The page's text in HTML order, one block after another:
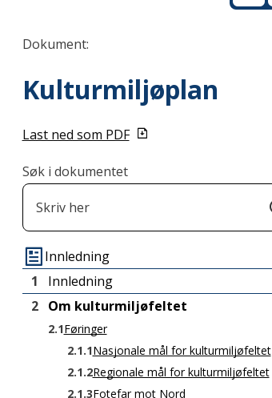
Dokument:
Kulturmiljøplan
Last ned som PDF
Søk i dokumentet
Innledning
1
Innledning
2 Om kulturmiljøfeltet
2.1Føringer
2.1.1Nasjonale mål for kulturmiljøfeltet
2.1.2Regionale mål for kulturmiljøfeltet
2.1.3Fotefar mot Nord